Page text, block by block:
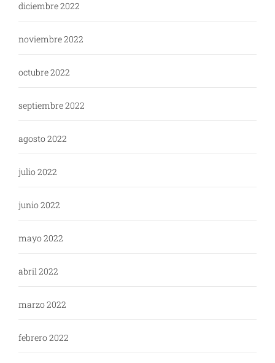
diciembre 2022
noviembre 2022
octubre 2022
septiembre 2022
agosto 2022
julio 2022
junio 2022
mayo 2022
abril 2022
marzo 2022
febrero 2022